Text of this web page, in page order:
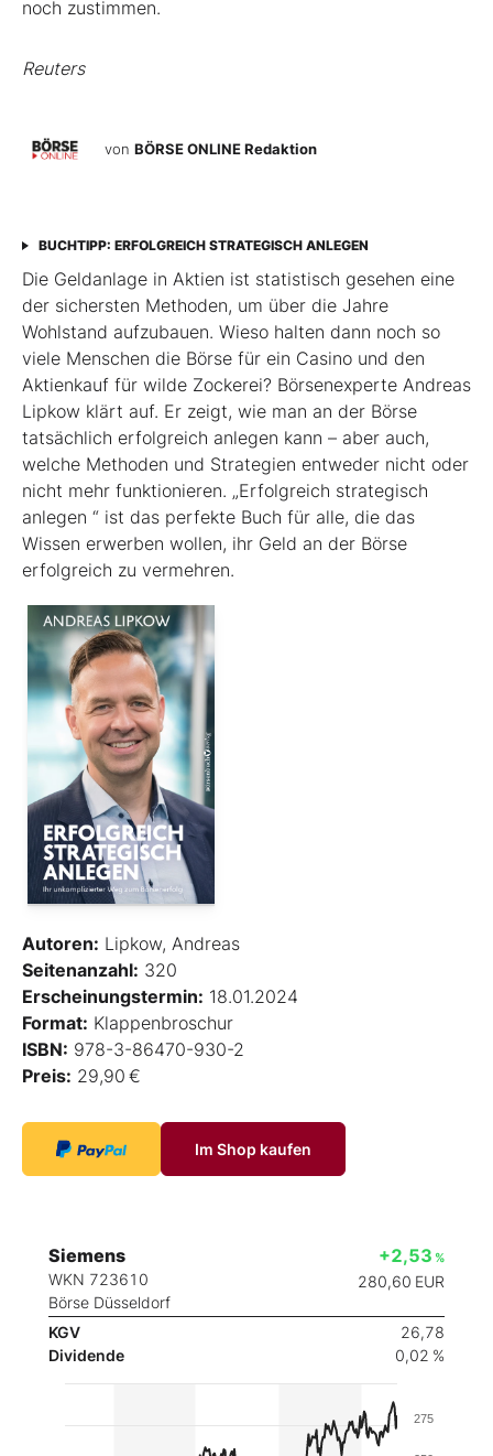
noch zustimmen.
Reuters
von BÖRSE ONLINE Redaktion
BUCHTIPP: ERFOLGREICH STRATEGISCH ANLEGEN
Die Geldanlage in Aktien ist statistisch gesehen eine
der sichersten Methoden, um über die Jahre
Wohlstand aufzubauen. Wieso halten dann noch so
viele Menschen die Börse für ein Casino und den
Aktienkauf für wilde Zockerei? Börsenexperte Andreas
Lipkow klärt auf. Er zeigt, wie man an der Börse
tatsächlich erfolgreich anlegen kann – aber auch,
welche Methoden und Strategien entweder nicht oder
nicht mehr funktionieren. „Erfolgreich strategisch
anlegen “ ist das perfekte Buch für alle, die das
Wissen erwerben wollen, ihr Geld an der Börse
erfolgreich zu vermehren.
Autoren: Lipkow, Andreas
Seitenanzahl: 320
Erscheinungstermin: 18.01.2024
Format: Klappenbroschur
ISBN: 978-3-86470-930-2
Preis: 29,90 €
Im Shop kaufen
Siemens
WKN 723610
Börse Düsseldorf
+2,53 %
280,60 EUR
KGV
26,78
Dividende
0,02 %
275